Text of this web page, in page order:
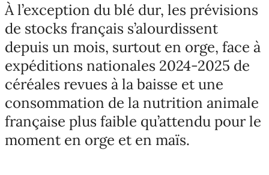
À l’exception du blé dur, les prévisions
de stocks français s’alourdissent
depuis un mois, surtout en orge, face à
expéditions nationales 2024-2025 de
céréales revues à la baisse et une
consommation de la nutrition animale
française plus faible qu’attendu pour le
moment en orge et en maïs.